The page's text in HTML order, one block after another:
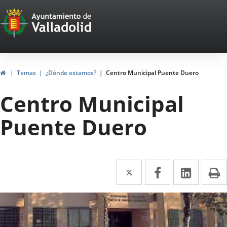
Portal
Web
del
Ayuntamiento
de
Valladolid
InicioTemas ¿Dónde estamos? Centro Municipal Puente Duero
Centro Municipal
Puente Duero
Twitter
Enlace
a
una
aplicación
Facebook
Enlace
a
una
aplicación
Enlace
a
una